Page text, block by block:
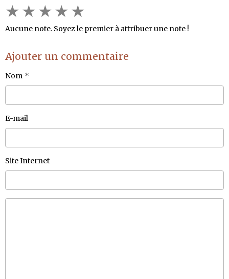
★ ★ ★ ★ ★
Aucune note. Soyez le premier à attribuer une note !
Ajouter un commentaire
Nom
E-mail
Site Internet